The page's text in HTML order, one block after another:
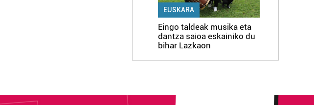
EUSKARA
Eingo taldeak musika eta
dantza saioa eskainiko du
bihar Lazkaon